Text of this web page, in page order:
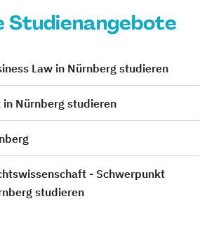
Studienangebote
Law in Nürnberg studieren
Nürnberg studieren
- Schwerpunkt
studieren